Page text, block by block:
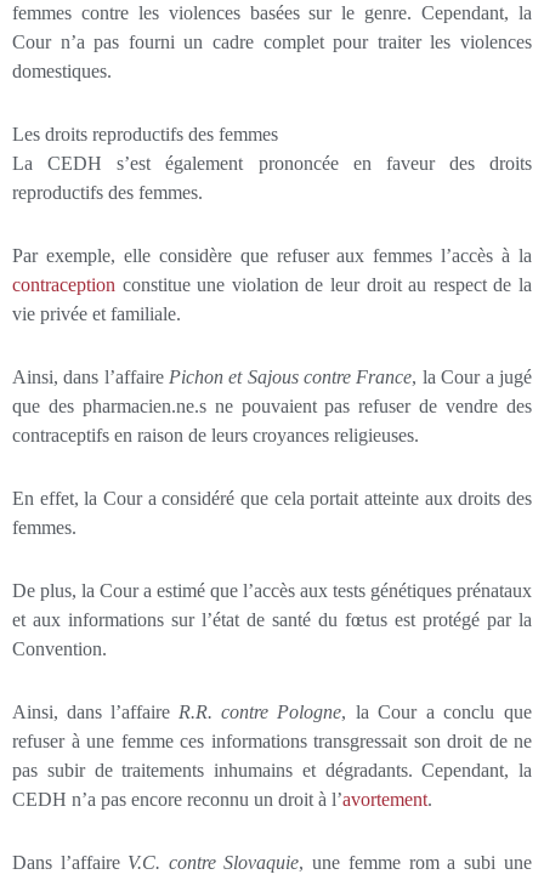
femmes contre les violences basées sur le genre. Cependant, la
Cour n’a pas fourni un cadre complet pour traiter les violences
domestiques.
Les droits reproductifs des femmes
La CEDH s’est également prononcée en faveur des droits
reproductifs des femmes.
Par exemple, elle considère que refuser aux femmes l’accès à la
contraception constitue une violation de leur droit au respect de la
vie privée et familiale.
Ainsi, dans l’affaire Pichon et Sajous contre France, la Cour a jugé
que des pharmacien.ne.s ne pouvaient pas refuser de vendre des
contraceptifs en raison de leurs croyances religieuses.
En effet, la Cour a considéré que cela portait atteinte aux droits des
femmes.
De plus, la Cour a estimé que l’accès aux tests génétiques prénataux
et aux informations sur l’état de santé du fœtus est protégé par la
Convention.
Ainsi, dans l’affaire R.R. contre Pologne, la Cour a conclu que
refuser à une femme ces informations transgressait son droit de ne
pas subir de traitements inhumains et dégradants. Cependant, la
CEDH n’a pas encore reconnu un droit à l’avortement.
Dans l’affaire V.C. contre Slovaquie, une femme rom a subi une